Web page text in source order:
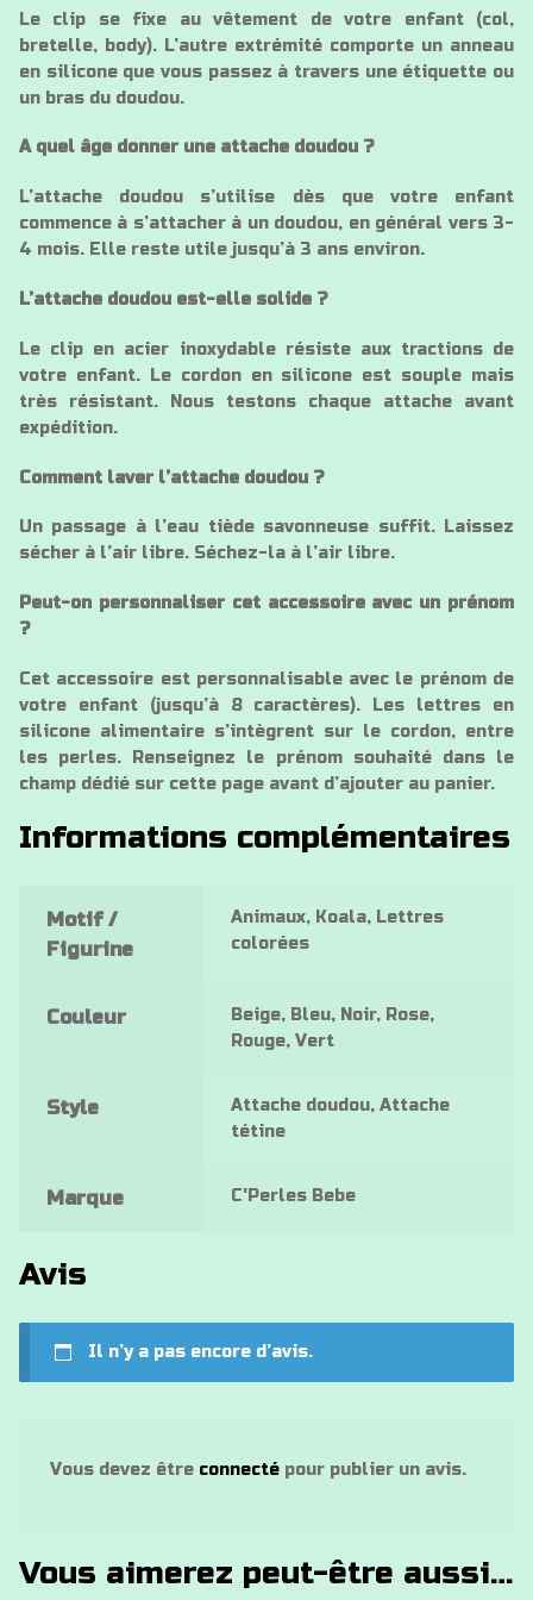
Le clip se fixe au vêtement de votre enfant (col,
bretelle, body). L’autre extrémité comporte un anneau
en silicone que vous passez à travers une étiquette ou
un bras du doudou.
A quel âge donner une attache doudou ?
L’attache doudou s’utilise dès que votre enfant
commence à s’attacher à un doudou, en général vers 3-
4 mois. Elle reste utile jusqu’à 3 ans environ.
L’attache doudou est-elle solide ?
Le clip en acier inoxydable résiste aux tractions de
votre enfant. Le cordon en silicone est souple mais
très résistant. Nous testons chaque attache avant
expédition.
Comment laver l’attache doudou ?
Un passage à l’eau tiède savonneuse suffit. Laissez
sécher à l’air libre. Séchez-la à l’air libre.
Peut-on personnaliser cet accessoire avec un prénom
?
Cet accessoire est personnalisable avec le prénom de
votre enfant (jusqu’à 8 caractères). Les lettres en
silicone alimentaire s’intègrent sur le cordon, entre
les perles. Renseignez le prénom souhaité dans le
champ dédié sur cette page avant d’ajouter au panier.
Informations complémentaires
Motif /
Figurine
Animaux, Koala, Lettres
colorées
Couleur
Beige, Bleu, Noir, Rose,
Rouge, Vert
Style
Attache doudou, Attache
tétine
Marque C'Perles Bebe
Avis
Il n’y a pas encore d’avis.
Vous devez être connectépour publier un avis.
Vous aimerez peut-être aussi…